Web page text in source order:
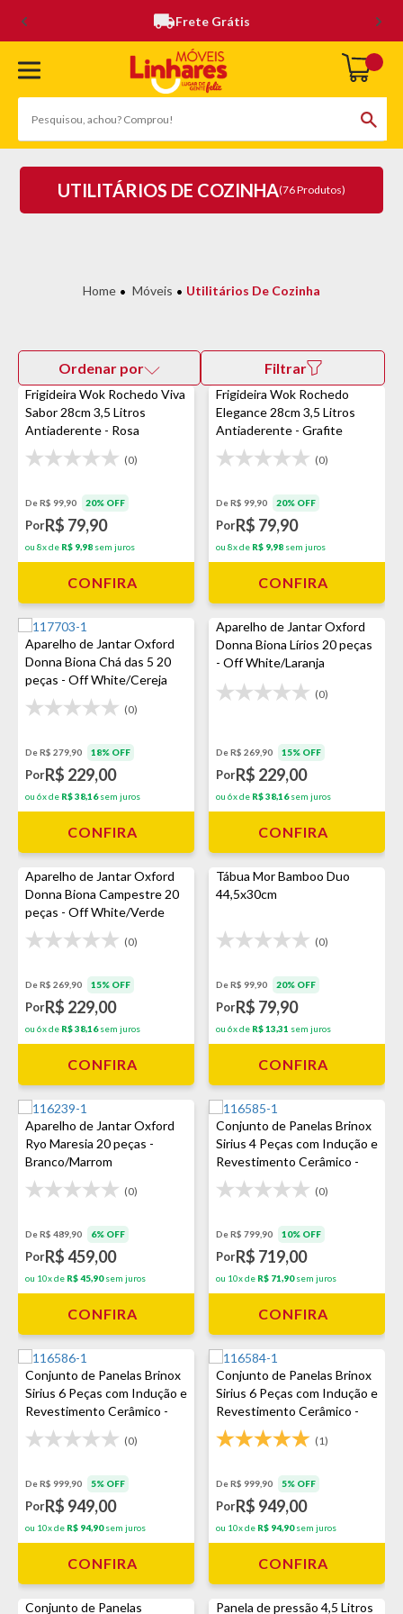
Frete Grátis
UTILITÁRIOS DE COZINHA(76 Produtos)
Móveis Utilitários De Cozinha
Ordenar por Filtrar
Frigideira Wok Rochedo Viva
Sabor 28cm 3,5 Litros
Antiaderente - Rosa
(0)
De R$ 99,90 20% OFF
PorR$ 79,90
ou 8x de R$ 9,98 sem juros
CONFIRA
Frigideira Wok Rochedo
Elegance 28cm 3,5 Litros
Antiaderente - Grafite
(0)
De R$ 99,90 20% OFF
PorR$ 79,90
ou 8x de R$ 9,98 sem juros
CONFIRA
Aparelho de Jantar Oxford
Donna Biona Chá das 5 20
peças - Off White/Cereja
(0)
De R$ 279,90 18% OFF
PorR$ 229,00
ou 6x de R$ 38,16sem juros
CONFIRA
Aparelho de Jantar Oxford
Donna Biona Lírios 20 peças
- Off White/Laranja
(0)
De R$ 269,90 15% OFF
PorR$ 229,00
ou 6x de R$ 38,16sem juros
CONFIRA
Aparelho de Jantar Oxford
Donna Biona Campestre 20
peças - Off White/Verde
(0)
De R$ 269,90 15% OFF
PorR$ 229,00
ou 6x de R$ 38,16sem juros
CONFIRA
Tábua Mor Bamboo Duo
44,5x30cm
(0)
De R$ 99,90 20% OFF
PorR$ 79,90
ou 6x de R$ 13,31 sem juros
CONFIRA
Aparelho de Jantar Oxford
Ryo Maresia 20 peças -
Branco/Marrom
(0)
De R$ 489,90 6% OFF
PorR$ 459,00
ou 10x de R$ 45,90sem juros
CONFIRA
Conjunto de Panelas Brinox
Sirius 4 Peças com Indução e
Revestimento Cerâmico -
Preto
(0)
De R$ 799,90 10% OFF
PorR$ 719,00
ou 10x de R$ 71,90sem juros
CONFIRA
Conjunto de Panelas Brinox
Sirius 6 Peças com Indução e
Revestimento Cerâmico -
Vanilla
(0)
De R$ 999,90 5% OFF
PorR$ 949,00
ou 10x de R$ 94,90sem juros
CONFIRA
Conjunto de Panelas Brinox
Sirius 6 Peças com Indução e
Revestimento Cerâmico -
Preto
(1)
De R$ 999,90 5% OFF
PorR$ 949,00
ou 10x de R$ 94,90sem juros
CONFIRA
Conjunto de Panelas Panela de pressão 4,5 Litros